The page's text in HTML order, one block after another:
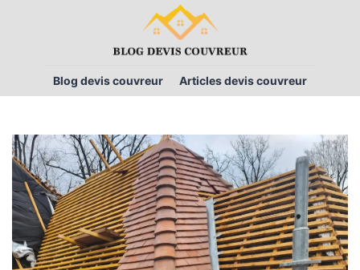
Blog devis couvreur Articles devis couvreur